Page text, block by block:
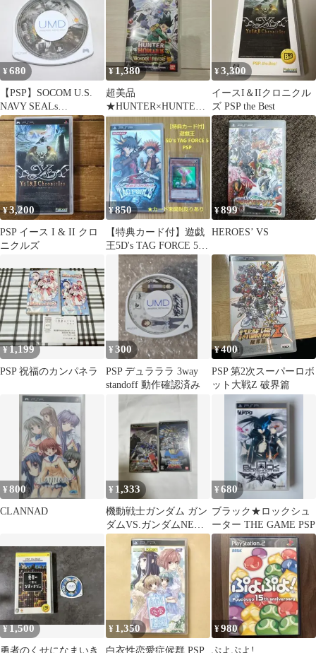
¥680
【PSP】SOCOM U.S.
NAVY SEALs
PORTABLE
¥1,380
超美品
★HUNTER×HUNTER
ワンダーアドベンチャ
ー★動作確認済み！
¥3,300
イースI＆IIクロニクル
ズ PSP the Best
¥3,200
PSP イース I & II クロ
ニクルズ
¥850
【特典カード付】遊戯
王5D's TAG FORCE 5
PSP
¥899
HEROES’ VS
¥1,199
PSP 祝福のカンパネラ
¥300
PSP デュラララ 3way
standoff 動作確認済み
¥400
PSP 第2次スーパーロボ
ット大戦Z 破界篇
¥800
CLANNAD
¥ 1,333
機動戦士ガンダム ガン
ダムVS.ガンダムNEXT
PLUS ２セット
¥680
ブラック★ロックシュ
ーター THE GAME PSP
¥1,500
勇者のくせになまいき
¥ 1,350
白衣性恋愛症候群 PSP
¥980
ぷよぷよ!